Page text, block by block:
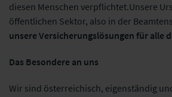
diesen Menschen verpflichtet.Unsere
öffentlichen Sektor, also in der
unsere Versicherungslösungen für alle
Das Besondere an uns
Wir sind österreichisch, eigenständig